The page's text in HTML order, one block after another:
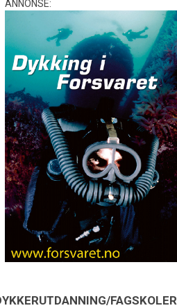
ANNONSE:
FAGSKOLER